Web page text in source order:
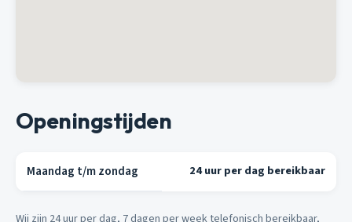
Openingstijden
Maandag t/m zondag 24 uur per dag bereikbaar
Wij zijn 24 uur per dag, 7 dagen per week telefonisch bereikbaar,